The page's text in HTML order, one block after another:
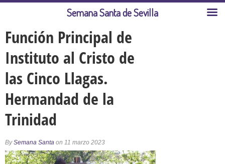
Función Principal de
Instituto al Cristo de
las Cinco Llagas.
Hermandad de la
Trinidad
BySemana Santa on 11 marzo 2023
Semana Santa de Sevilla